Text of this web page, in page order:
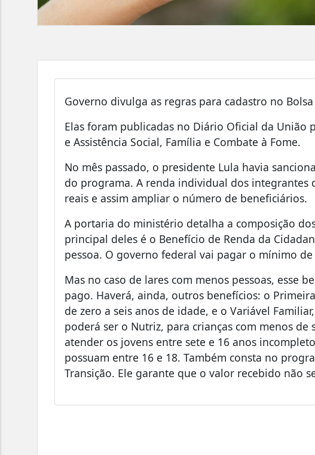
Governo divulga as regras para cadastro no
Elas foram publicadas no Diário Oficial da União
e Assistência Social, Família e Combate à Fome.
No mês passado, o presidente Lula havia
do programa. A renda individual dos integrantes
reais e assim ampliar o número de beneficiários.
A portaria do ministério detalha a composição
principal deles é o Benefício de Renda da
pessoa. O governo federal vai pagar o mínimo
Mas no caso de lares com menos pessoas, esse
pago. Haverá, ainda, outros benefícios: o
de zero a seis anos de idade, e o Variável
poderá ser o Nutriz, para crianças com menos de
atender os jovens entre sete e 16 anos
possuam entre 16 e 18. Também consta no
Transição. Ele garante que o valor recebido não